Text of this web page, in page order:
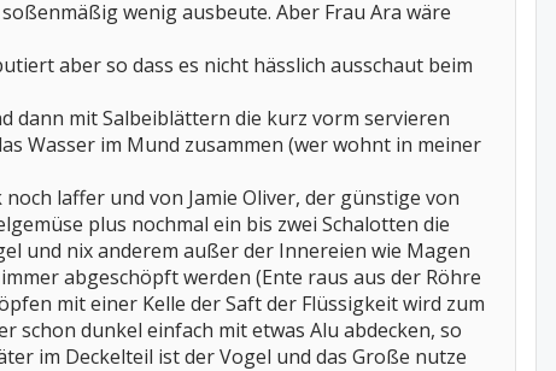
wenig ausbeute. Aber Frau Ara wäre
aber so dass es nicht hässlich ausschaut beim
dann mit Salbeiblättern die kurz vorm servieren
Wasser im Mund zusammen (wer wohnt in meiner
laffer und von Jamie Oliver, der günstige von
plus nochmal ein bis zwei Schalotten die
und nix anderem außer der Innereien wie Magen
abgeschöpft werden (Ente raus aus der Röhre
mit einer Kelle der Saft der Flüssigkeit wird zum
schon dunkel einfach mit etwas Alu abdecken, so
im Deckelteil ist der Vogel und das Große nutze